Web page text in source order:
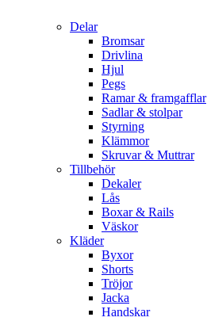
Delar
Bromsar
Drivlina
Hjul
Pegs
Ramar & framgafflar
Sadlar & stolpar
Styrning
Klämmor
Skruvar & Muttrar
Tillbehör
Dekaler
Lås
Boxar & Rails
Väskor
Kläder
Byxor
Shorts
Tröjor
Jacka
Handskar